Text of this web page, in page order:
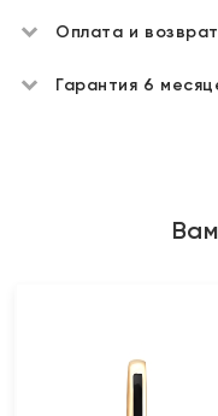
Оплата и возврат
Гарантия 6